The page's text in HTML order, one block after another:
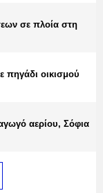
σε πλοία στη
πηγάδι οικισμού
αερίου, Σόφια